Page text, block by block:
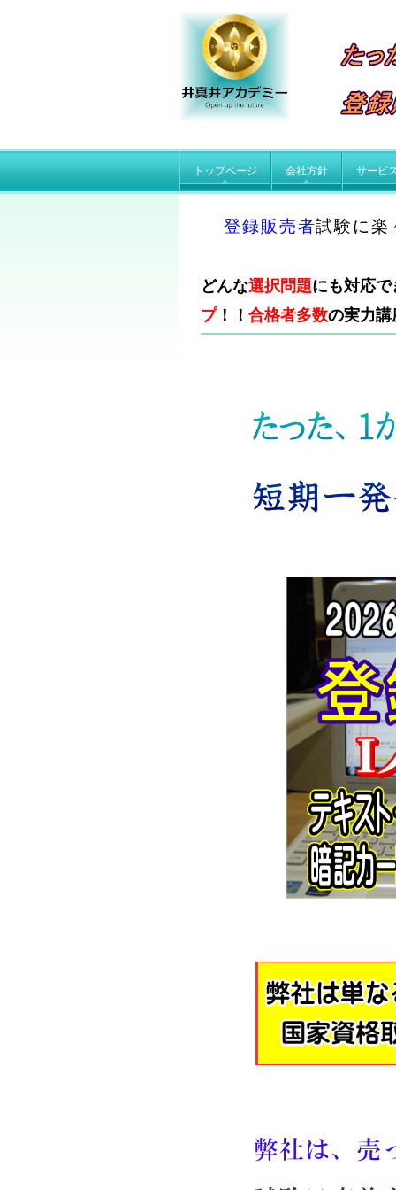
登録販売者試験に楽
どんな選択問題にも対応で
プ！！ 合格者多数の実力講
トップページ 会社方針 サービ